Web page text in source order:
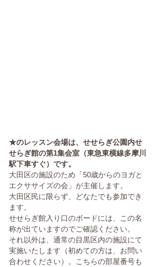
★のレッスン会場は、せせらぎ公園内せ
せらぎ館の第1集会室（東急東横線多摩川
駅下車すぐ）です。
大田区の施設のため「50歳からのヨガと
エクササイズの会」が主催します。
大田区民に限らず、どなたでも参加でき
ます。
せせらぎ館入り口のボードには、この名
称が出ていますのでご確認ください。
それ以外は、通常の目黒区内の施設にて
実施いたします（初めての方は、お問い
合わせください）。こちらの部屋番号も